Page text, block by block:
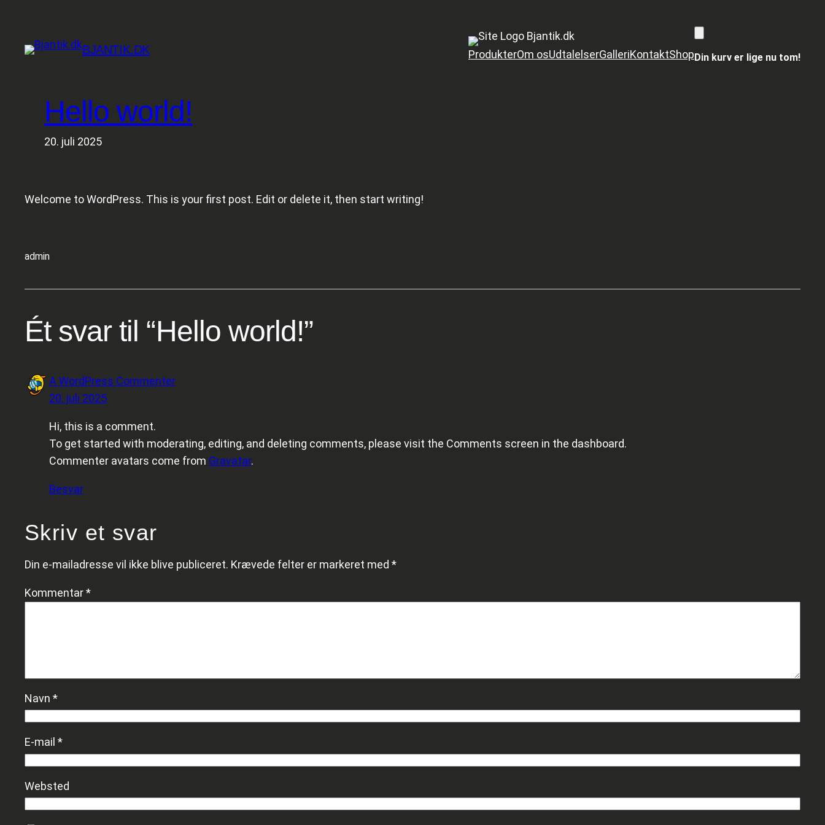
indhold
BJANTIK.DK
Bjantik.dk
ProdukterOm osUdtalelserGalleriKontaktShopDin kurv er lige nu tom!
Hello world!
20. juli 2025
Welcome to WordPress. This is your first post. Edit or delete it, then start writing!
admin
Ét svar til “Hello world!”
A WordPress Commenter
20. juli 2025
Hi, this is a comment.
To get started with moderating, editing, and deleting comments, please visit the Comments screen in the dashboard.
Commenter avatars come from Gravatar.
Besvar
Skriv et svar
Din e-mailadresse vil ikke blive publiceret. Krævede felter er markeret med *
Kommentar*
Navn *
E-mail *
Websted